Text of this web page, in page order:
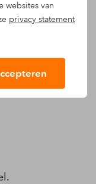
websites van
privacy statement
en ik
personal
is: